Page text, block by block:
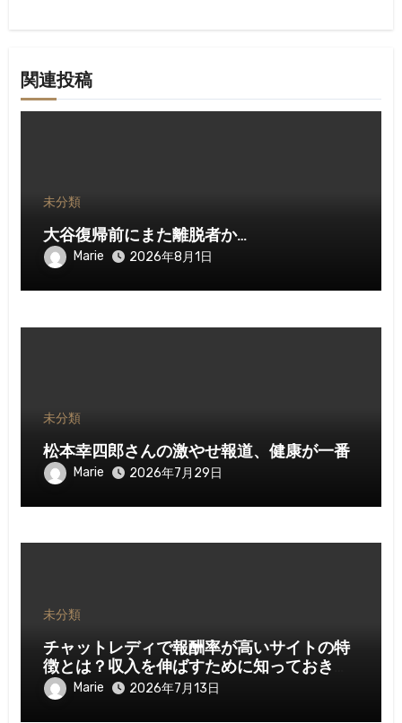
関連投稿
未分類
大谷復帰前にまた離脱者か…
Marie 2026年8月1日
未分類
松本幸四郎さんの激やせ報道、健康が一番
Marie 2026年7月29日
未分類
チャットレディで報酬率が高いサイトの特
徴とは？収入を伸ばすために知っておきた
いポイント
Marie 2026年7月13日